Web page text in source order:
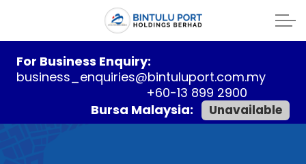
For Business Enquiry:
business_enquiries@bintuluport.com.my
+60-13 899 2900
Bursa Malaysia:
Unavailable